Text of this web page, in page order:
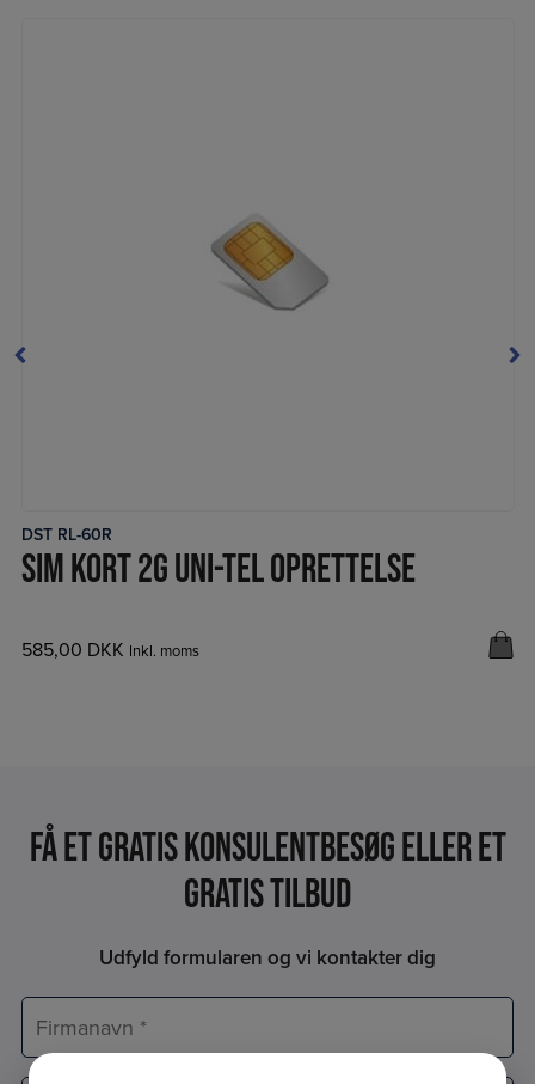
DST RL-60R
SIM KORT 2G UNI-TEL OPRETTELSE
585,00 DKK Inkl. moms
Få et Gratis konsulentbesøg eller et
gratis tilbud
Udfyld formularen og vi kontakter dig
Firmanavn